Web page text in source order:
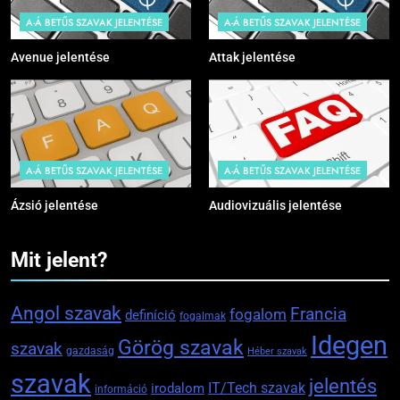
A-Á BETŰS SZAVAK JELENTÉSE
Avenue jelentése
A-Á BETŰS SZAVAK JELENTÉSE
Attak jelentése
A-Á BETŰS SZAVAK JELENTÉSE
Ázsió jelentése
A-Á BETŰS SZAVAK JELENTÉSE
Audiovizuális jelentése
Mit jelent?
Angol szavak definíció fogalmak fogalom Francia
szavak gazdaság Görög szavak Héber szavak Idegen
szavak információ irodalom IT/Tech szavak jelentés